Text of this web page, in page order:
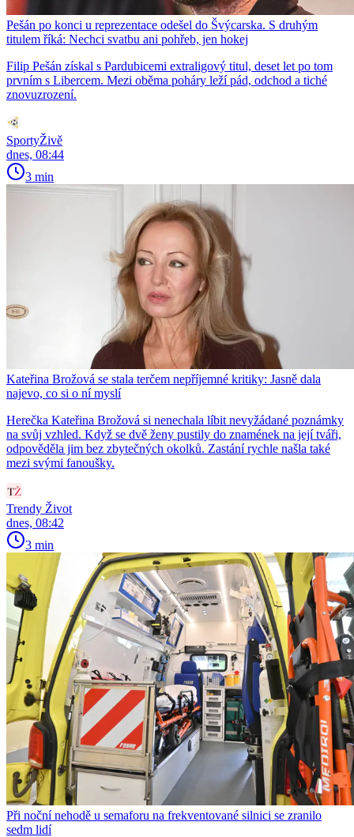
Pešán po konci u reprezentace odešel do Švýcarska. S druhým
titulem říká: Nechci svatbu ani pohřeb, jen hokej
Filip Pešán získal s Pardubicemi extraligový titul, deset let po tom
prvním s Libercem. Mezi oběma poháry leží pád, odchod a tiché
znovuzrození.
SportyŽivě
dnes, 08:44
3 min
Kateřina Brožová se stala terčem nepříjemné kritiky: Jasně dala
najevo, co si o ní myslí
Herečka Kateřina Brožová si nenechala líbit nevyžádané poznámky
na svůj vzhled. Když se dvě ženy pustily do znamének na její tváři,
odpověděla jim bez zbytečných okolků. Zastání rychle našla také
mezi svými fanoušky.
Trendy Život
dnes, 08:42
3 min
Při noční nehodě u semaforu na frekventované silnici se zranilo
sedm lidí